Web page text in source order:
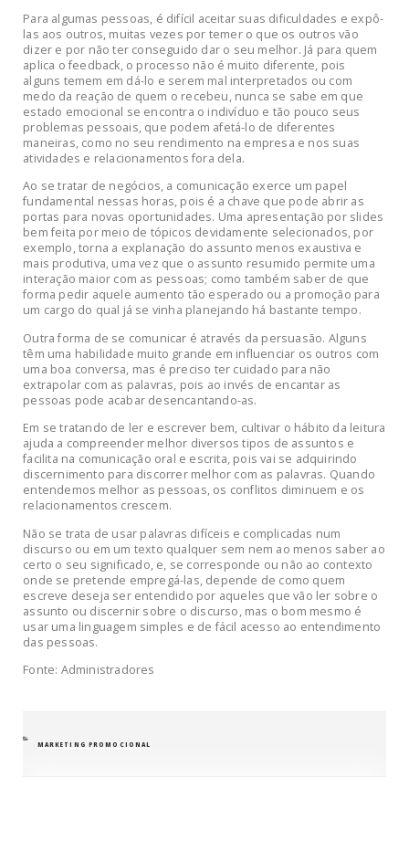
Para algumas pessoas, é difícil aceitar suas dificuldades e expô-
las aos outros, muitas vezes por temer o que os outros vão
dizer e por não ter conseguido dar o seu melhor. Já para quem
aplica o feedback, o processo não é muito diferente, pois
alguns temem em dá-lo e serem mal interpretados ou com
medo da reação de quem o recebeu, nunca se sabe em que
estado emocional se encontra o indivíduo e tão pouco seus
problemas pessoais, que podem afetá-lo de diferentes
maneiras, como no seu rendimento na empresa e nos suas
atividades e relacionamentos fora dela.
Ao se tratar de negócios, a comunicação exerce um papel
fundamental nessas horas, pois é a chave que pode abrir as
portas para novas oportunidades. Uma apresentação por slides
bem feita por meio de tópicos devidamente selecionados, por
exemplo, torna a explanação do assunto menos exaustiva e
mais produtiva, uma vez que o assunto resumido permite uma
interação maior com as pessoas; como também saber de que
forma pedir aquele aumento tão esperado ou a promoção para
um cargo do qual já se vinha planejando há bastante tempo.
Outra forma de se comunicar é através da persuasão. Alguns
têm uma habilidade muito grande em influenciar os outros com
uma boa conversa, mas é preciso ter cuidado para não
extrapolar com as palavras, pois ao invés de encantar as
pessoas pode acabar desencantando-as.
Em se tratando de ler e escrever bem, cultivar o hábito da leitura
ajuda a compreender melhor diversos tipos de assuntos e
facilita na comunicação oral e escrita, pois vai se adquirindo
discernimento para discorrer melhor com as palavras. Quando
entendemos melhor as pessoas, os conflitos diminuem e os
relacionamentos crescem.
Não se trata de usar palavras difíceis e complicadas num
discurso ou em um texto qualquer sem nem ao menos saber ao
certo o seu significado, e, se corresponde ou não ao contexto
onde se pretende empregá-las, depende de como quem
escreve deseja ser entendido por aqueles que vão ler sobre o
assunto ou discernir sobre o discurso, mas o bom mesmo é
usar uma linguagem simples e de fácil acesso ao entendimento
das pessoas.
Fonte: Administradores
CATEGORIAS
MARKETING PROMOCIONAL